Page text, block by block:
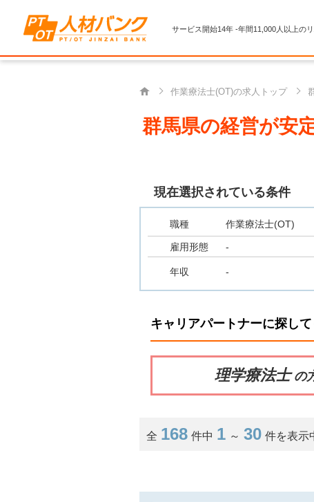
サービス開始14年 -年間11,000人以上の
作業療法士(OT)の求人トップ
群馬県の経営が安
現在選択されている条件
職種 作業療法士(OT)
雇用形態 -
年収 -
キャリアパートナーに探して
理学療法士 の
全 168 件中 1 ～ 30 件を表示